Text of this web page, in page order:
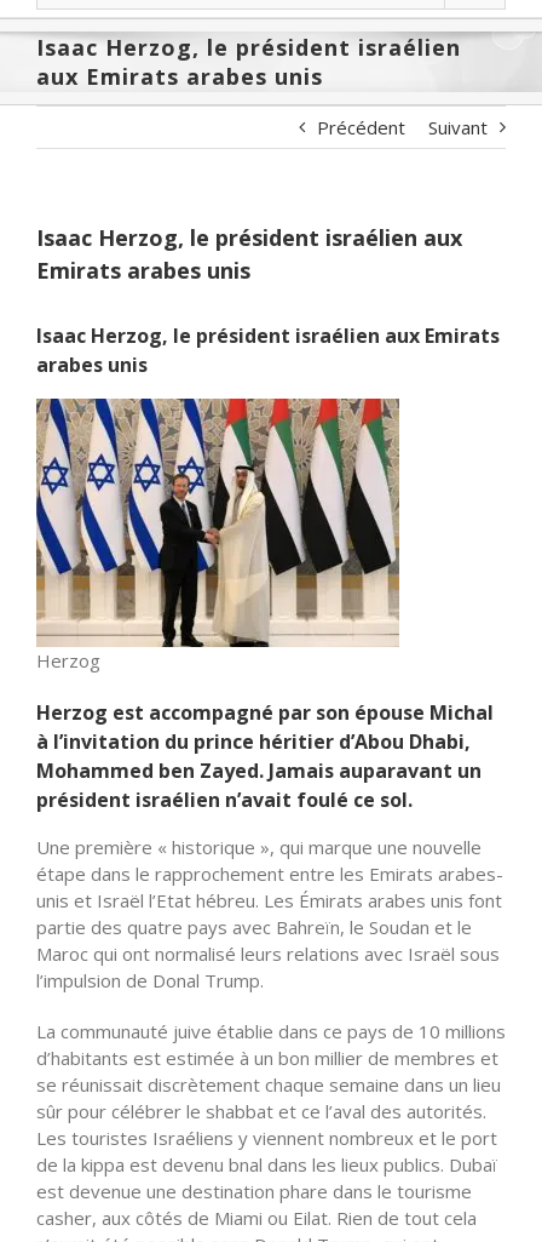
Isaac Herzog, le président israélien
aux Emirats arabes unis
Précédent Suivant
Isaac Herzog, le président israélien aux
Emirats arabes unis
Isaac Herzog, le président israélien aux Emirats
arabes unis
Herzog
Herzog est accompagné par son épouse Michal
à l’invitation du prince héritier d’Abou Dhabi,
Mohammed ben Zayed. Jamais auparavant un
président israélien n’avait foulé ce sol.
Une première « historique », qui marque une nouvelle
étape dans le rapprochement entre les Emirats arabes-
unis et Israël l’Etat hébreu. Les Émirats arabes unis font
partie des quatre pays avec Bahreïn, le Soudan et le
Maroc qui ont normalisé leurs relations avec Israël sous
l’impulsion de Donal Trump.
La communauté juive établie dans ce pays de 10 millions
d’habitants est estimée à un bon millier de membres et
se réunissait discrètement chaque semaine dans un lieu
sûr pour célébrer le shabbat et ce l’aval des autorités.
Les touristes Israéliens y viennent nombreux et le port
de la kippa est devenu bnal dans les lieux publics. Dubaï
est devenue une destination phare dans le tourisme
casher, aux côtés de Miami ou Eilat. Rien de tout cela